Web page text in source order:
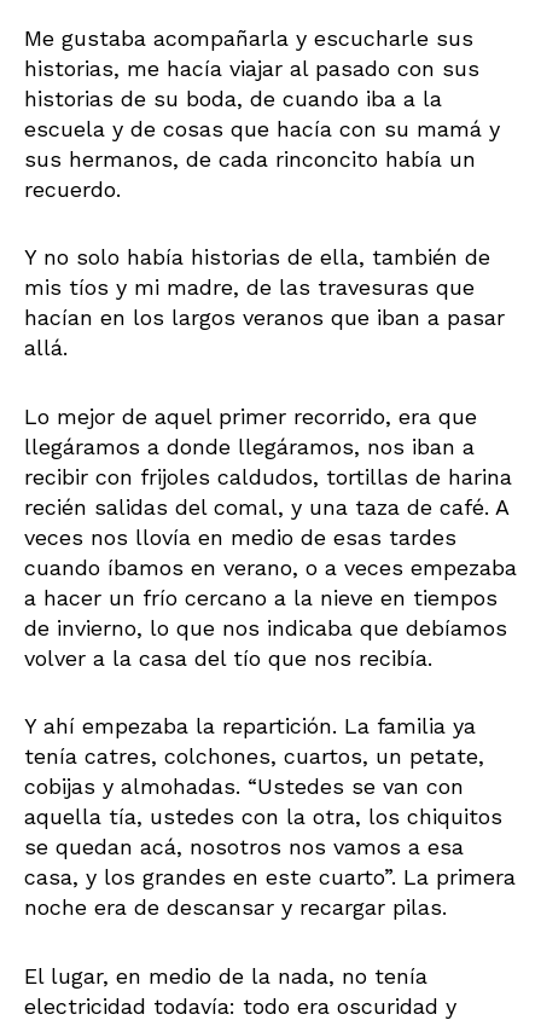
Me gustaba acompañarla y escucharle sus
historias, me hacía viajar al pasado con sus
historias de su boda, de cuando iba a la
escuela y de cosas que hacía con su mamá y
sus hermanos, de cada rinconcito había un
recuerdo.
Y no solo había historias de ella, también de
mis tíos y mi madre, de las travesuras que
hacían en los largos veranos que iban a pasar
allá.
Lo mejor de aquel primer recorrido, era que
llegáramos a donde llegáramos, nos iban a
recibir con frijoles caldudos, tortillas de harina
recién salidas del comal, y una taza de café. A
veces nos llovía en medio de esas tardes
cuando íbamos en verano, o a veces empezaba
a hacer un frío cercano a la nieve en tiempos
de invierno, lo que nos indicaba que debíamos
volver a la casa del tío que nos recibía.
Y ahí empezaba la repartición. La familia ya
tenía catres, colchones, cuartos, un petate,
cobijas y almohadas. “Ustedes se van con
aquella tía, ustedes con la otra, los chiquitos
se quedan acá, nosotros nos vamos a esa
casa, y los grandes en este cuarto”. La primera
noche era de descansar y recargar pilas.
El lugar, en medio de la nada, no tenía
electricidad todavía: todo era oscuridad y